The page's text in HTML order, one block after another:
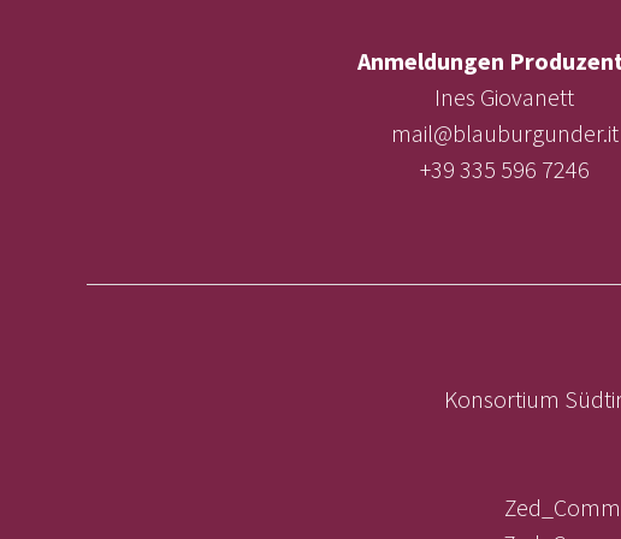
Anmeldungen
Ines Giovanett
mail@blauburgunder.it
+39 335 596 7246
Konsortium